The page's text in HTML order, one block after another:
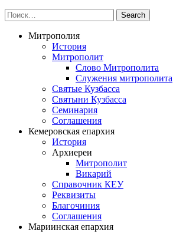
Митрополия
История
Митрополит
Слово Митрополита
Служения митрополита
Святые Кузбасса
Святыни Кузбасса
Семинария
Соглашения
Кемеровская епархия
История
Архиереи
Митрополит
Викарий
Справочник КЕУ
Реквизиты
Благочиния
Соглашения
Мариинская епархия